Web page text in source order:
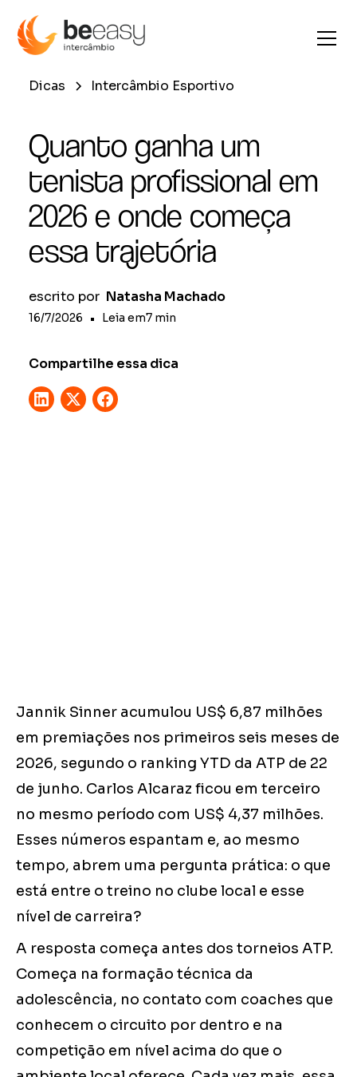
Dicas Intercâmbio Esportivo
Quanto ganha um
tenista profissional em
2026 e onde começa
essa trajetória
escrito por Natasha Machado
16/7/2026 • Leia em7 min
Compartilhe essa dica
Jannik Sinner acumulou US$ 6,87 milhões
em premiações nos primeiros seis meses de
2026, segundo o ranking YTD da ATP de 22
de junho. Carlos Alcaraz ficou em terceiro
no mesmo período com US$ 4,37 milhões.
Esses números espantam e, ao mesmo
tempo, abrem uma pergunta prática: o que
está entre o treino no clube local e esse
nível de carreira?
A resposta começa antes dos torneios ATP.
Começa na formação técnica da
adolescência, no contato com coaches que
conhecem o circuito por dentro e na
competição em nível acima do que o